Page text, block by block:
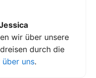
wir über unsere
durch die
über uns.